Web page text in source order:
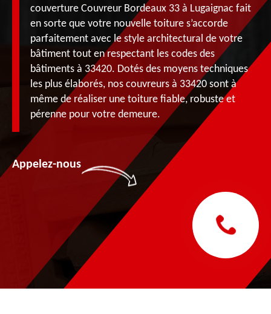
couverture Couvreur Bordeaux 33 à Lugaignac fait
en sorte que votre nouvelle toiture s’accorde
parfaitement avec le style architectural de votre
bâtiment tout en respectant les codes des
bâtiments à 33420. Dotés des moyens techniques
les plus élaborés, nos couvreurs à 33420 sont à
même de réaliser une toiture fiable, robuste et
pérenne pour votre demeure.
Appelez-nous